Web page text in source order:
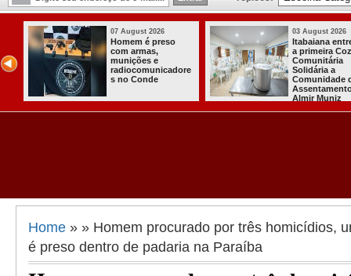
07 August 2026
Homem é preso
com armas,
munições e
radiocomunicadore
s no Conde
03 August 2026
Itabaiana
a primeira
Comunitária
Solidária a
Comunidade
Almir Muniz
Home » » Homem procurado por três homicídios,
é preso dentro de padaria na Paraíba